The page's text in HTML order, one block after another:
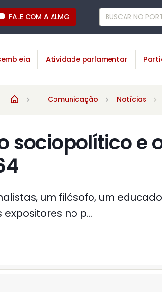
FALE COM A ALMG
Atividade parlamentar
Comunicação Notícias
sociopolítico e
um filósofo, um
no p...